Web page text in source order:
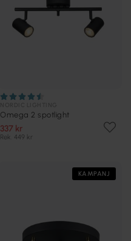
Omega 2 spotlight
337 kr
Rek. 449 kr
KAMPANJ